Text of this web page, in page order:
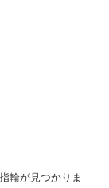
輪が見つかりま